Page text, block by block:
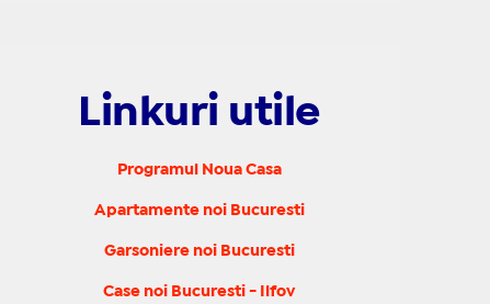
Linkuri utile
Programul Noua Casa
Apartamente noi Bucuresti
Garsoniere noi Bucuresti
Case noi Bucuresti - Ilfov